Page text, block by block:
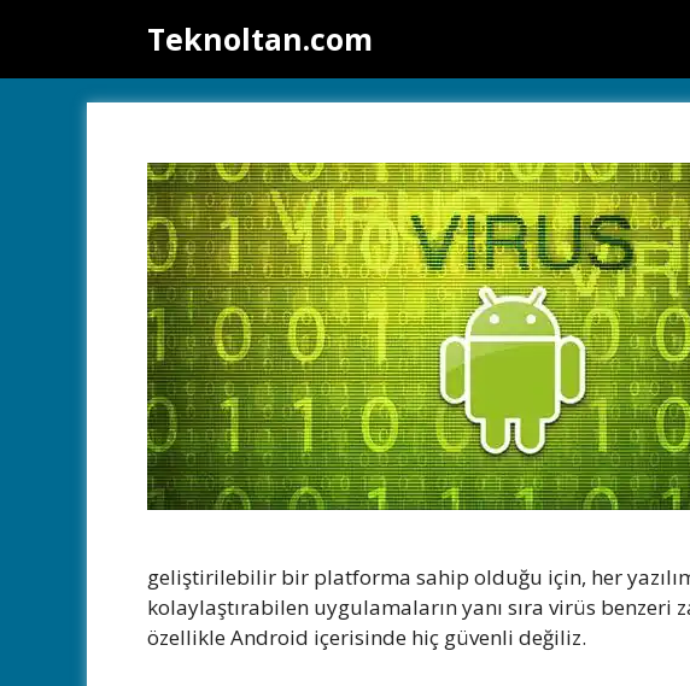
Teknoltan.com
geliştirilebilir bir platforma sahip olduğu için, her
kolaylaştırabilen uygulamaların yanı sıra virüs benzeri
özellikle Android içerisinde hiç güvenli değiliz.